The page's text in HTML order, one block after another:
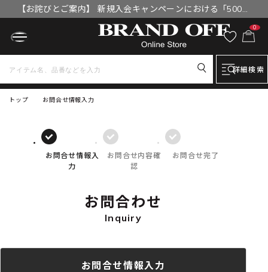
【お詫びとご案内】 新規入会キャンペーンにおける「500円
OFFクーポン」付与漏れと補填について
0
詳細検索
トップ お問合せ情報入力
お問合せ情報入
力
お問合せ内容確
認
お問合せ完了
お問合わせ
Inquiry
お問合せ情報入力